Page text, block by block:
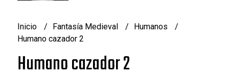
Inicio Fantasía Medieval
Humanos
Humano cazador 2
Humano cazador 2